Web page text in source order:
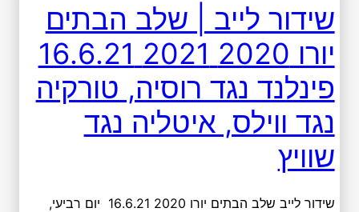
שידור לייב | שלב הבתים
יורו 2020 2021 16.6.21
פינלנד נגד רוסיה, טורקיה
נגד ווילס, איטליה נגד
שוויץ
שידור לייב שלב הבתים יורו 2020 16.6.21 יום רביעי,